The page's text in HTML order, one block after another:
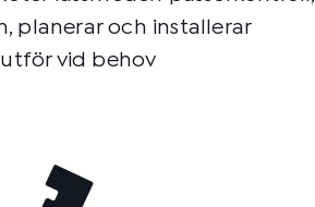
planerar och installerar
vid behov